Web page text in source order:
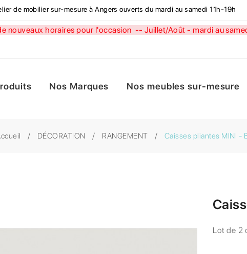
de mobilier sur-mesure à Angers ouverts du mardi au samedi 11h-19h
nouveaux horaires pour l'occasion -- Juillet/Août - mardi au
Nos Marques Nos meubles sur-mesure
DÉCORATION RANGEMENT Caisses pliantes MINI -
Lot de 2